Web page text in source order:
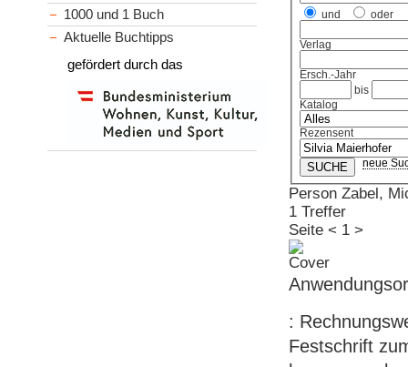
und oder
Verlag
Ersch.-Jahr
bis
Katalog
Rezensent
neue
Person Zabel,
1 Treffer
Seite < 1 >
:
Festschrift
1000 und 1 Buch
Aktuelle Buchtipps
gefördert durch das